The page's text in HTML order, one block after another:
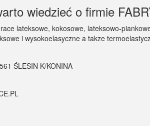
wiedzieć o firmie
lateksowe, kokosowe, lateksowo-
i wysokoelasyczne a takze
ŚLESIN K/KONINA